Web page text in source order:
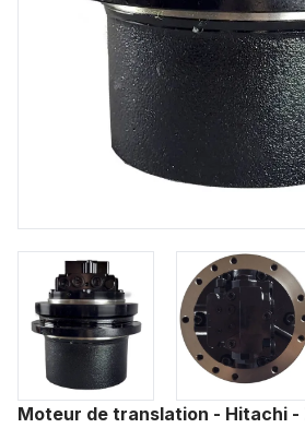
Moteur de translation - Hitachi -